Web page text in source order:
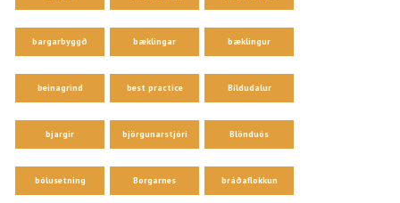
bargarbyggð bæklingar bæklingur
beinagrind best practice Bíldudalur
bjargir björgunarstjóri Blönduós
bólusetning Borgarnes bráðaflokkun